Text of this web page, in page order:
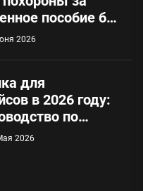
пособие без
условия и
2026
для
в 2026 году:
по
требованиям и
2026